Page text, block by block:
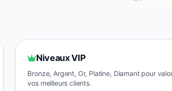
Niveaux VIP
Bronze, Argent, Or, Platine, Diamant pour
vos meilleurs clients.